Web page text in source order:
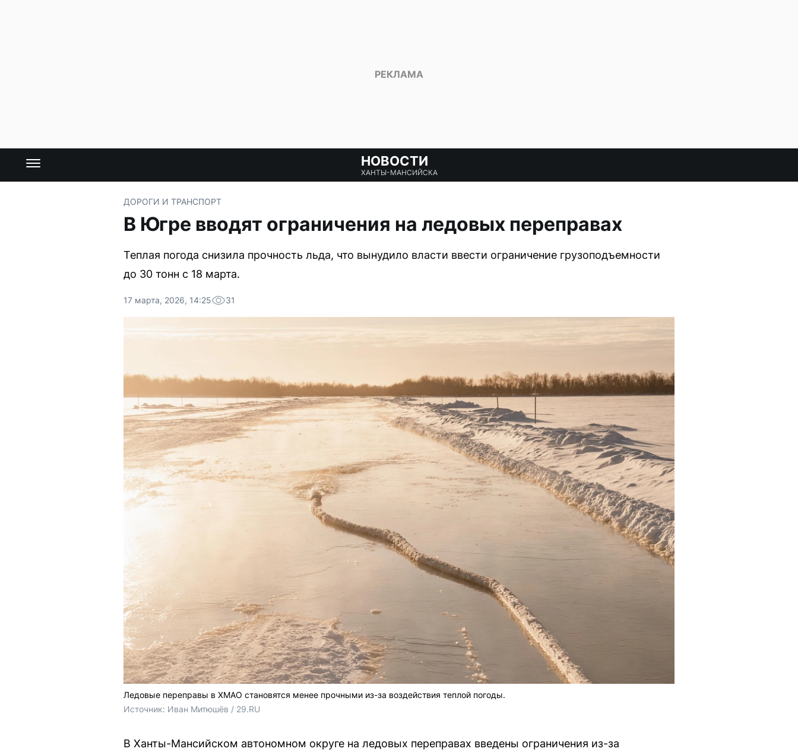
НОВОСТИ
ХАНТЫ-МАНСИЙСКА
ДОРОГИ И ТРАНСПОРТ
В Югре вводят ограничения на ледовых переправах
Теплая погода снизила прочность льда, что вынудило власти ввести ограничение грузоподъемности
до 30 тонн с 18 марта.
17 марта, 2026, 14:25 31
Ледовые переправы в ХМАО становятся менее прочными из-за воздействия теплой погоды.
Источник: Иван Митюшёв / 29.RU
В Ханты-Мансийском автономном округе на ледовых переправах введены ограничения из-за